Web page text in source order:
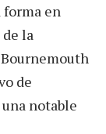
forma en
la
de
notable